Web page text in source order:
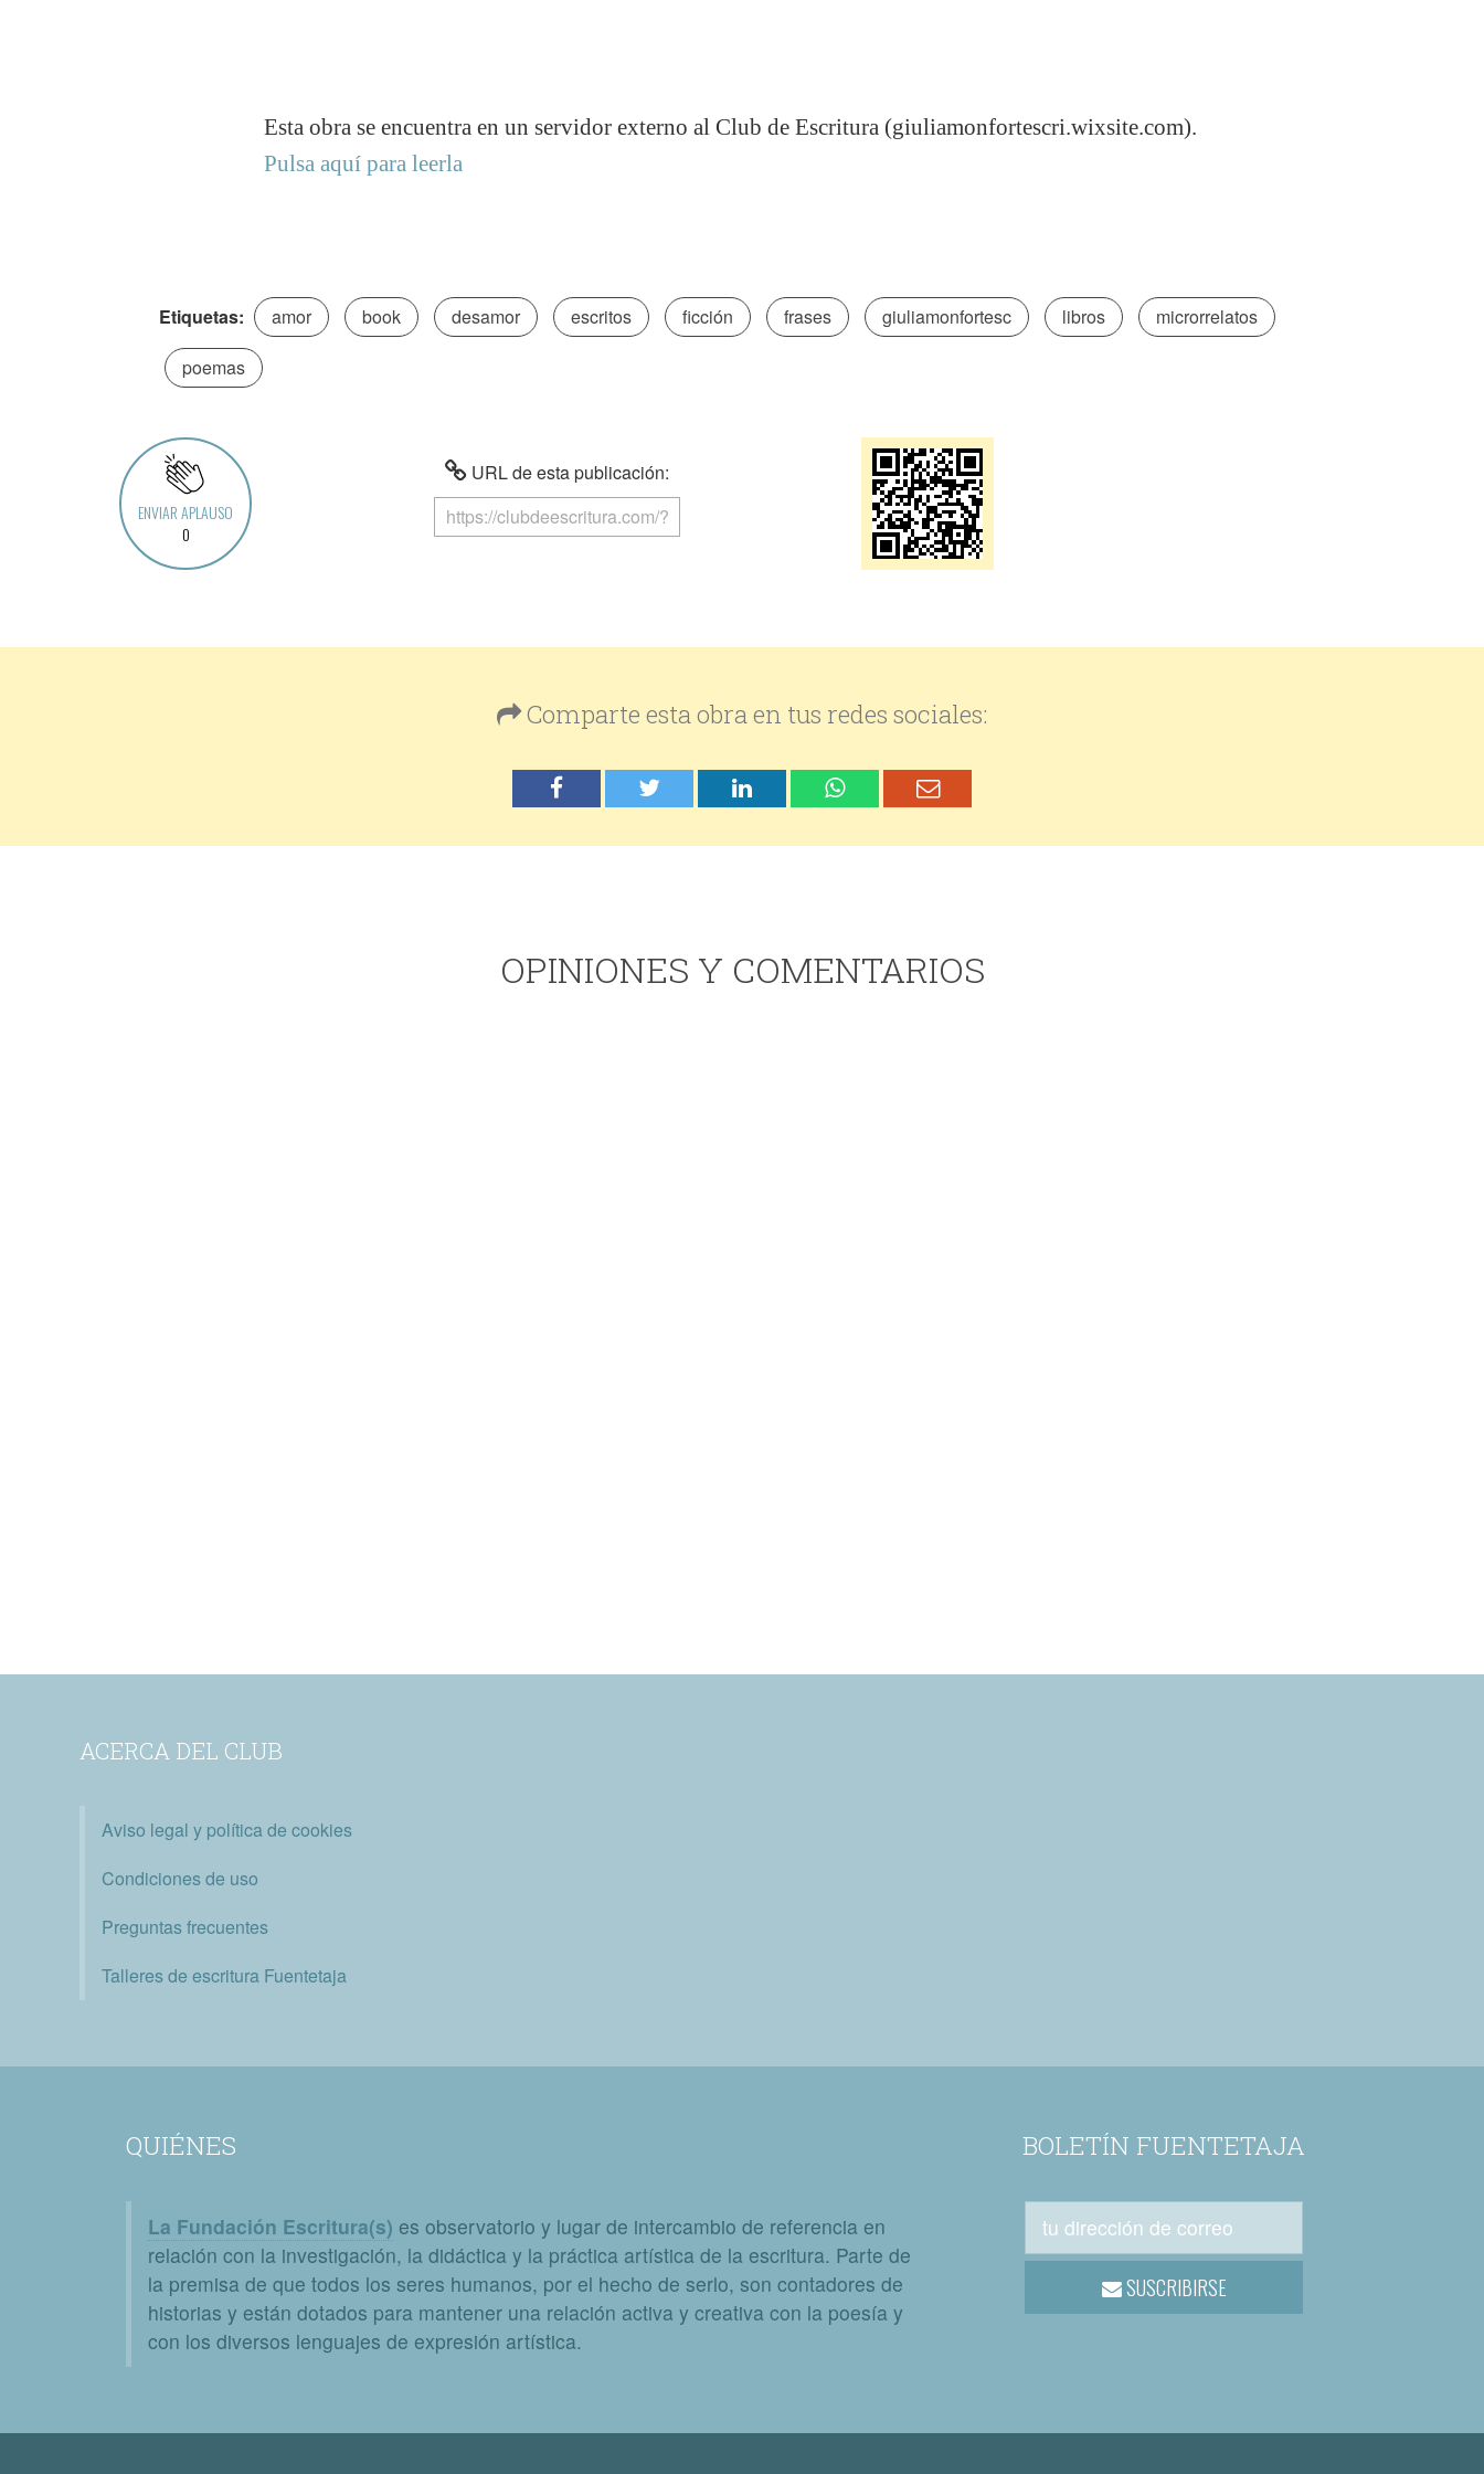
Esta obra se encuentra en un servidor externo al Club de Escritura (giuliamonfortescri.wixsite.com).
Pulsa aquí para leerla
Etiquetas: amor book desamor escritos ficción frases giuliamonfortesc libros
microrrelatos
poemas
ENVIAR APLAUSO
0
URL de esta publicación:
Comparte esta obra en tus redes sociales:
OPINIONES Y COMENTARIOS
ACERCA DEL CLUB
Aviso legal y política de cookies
Condiciones de uso
Preguntas frecuentes
Talleres de escritura Fuentetaja
QUIÉNES
La Fundación Escritura(s) es observatorio y lugar de intercambio de referencia en
relación con la investigación, la didáctica y la práctica artística de la escritura. Parte de
la premisa de que todos los seres humanos, por el hecho de serlo, son contadores de
historias y están dotados para mantener una relación activa y creativa con la poesía y
con los diversos lenguajes de expresión artística.
BOLETÍN FUENTETAJA
SUSCRIBIRSE